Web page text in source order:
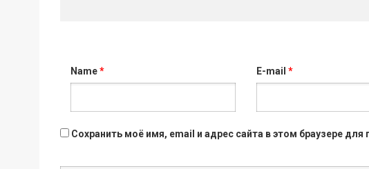
Name* E-mail*
Сохранить моё имя, email и адрес сайта в этом браузере